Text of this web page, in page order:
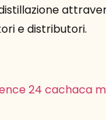
e distributori.